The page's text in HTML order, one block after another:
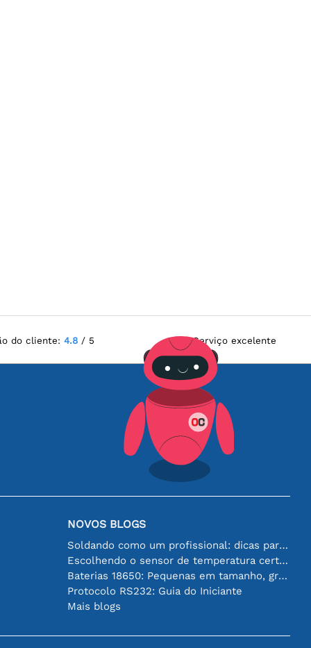
do cliente: 4.8 / 5 Serviço excelente
NOVOS BLOGS
Soldando como um profissional: dicas para conexões eletrônicas perfeitas
Escolhendo o sensor de temperatura certo [youtube]
Baterias 18650: Pequenas em tamanho, grandes em desempenho
Protocolo RS232: Guia do Iniciante
Mais blogs